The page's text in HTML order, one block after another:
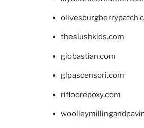
theslushkids.com
giobastian.com
glpascensori.com
rifloorepoxy.com